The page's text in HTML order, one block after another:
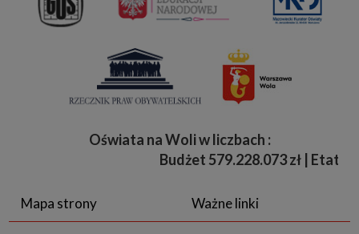
Oświata na Woli w liczbach :
Budżet579.228.073 zł | Etaty 3
Mapa strony Ważne linki